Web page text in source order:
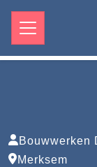
Bouwwerken
Merksem